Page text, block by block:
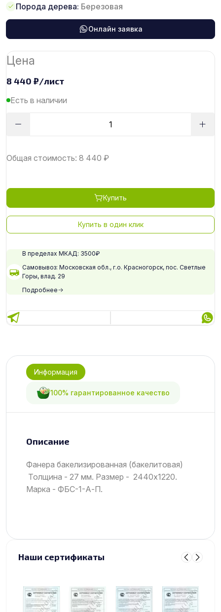
Порода дерева: Березовая
Онлайн заявка
Цена
8 440 ₽/лист
Есть в наличии
Общая стоимость: 8 440 ₽
Купить
Купить в один клик
В пределах МКАД: 3500₽
Самовывоз: Московская обл., г.о. Красногорск, пос. Светлые
Горы, влад. 29
Подробнее
Информация
100% гарантированное качество
Описание
Фанера бакелизированная (бакелитовая)
Толщина - 27 мм. Размер - 2440х1220.
Марка - ФБС-1-А-П.
Наши сертификаты